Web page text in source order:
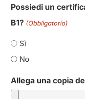
Possiedi un
B1? (Obbligatorio)
Sì
No
Allega una copia